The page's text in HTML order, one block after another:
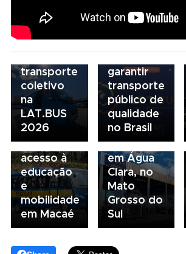
descarbonização
e
financiamento
transporte
coletivo
na
LAT.BUS
2026
modelo
financiamento
garantir
transporte
público de
qualidade
no Brasil
04/08/2026
Renovação
da frota
escolar
fortalece
acesso à
educação
e
mobilidade
em Macaé
03/08/2026
Volvo
inaugura
concessionária
em Água
Clara, no
Mato
Grosso do
Sul